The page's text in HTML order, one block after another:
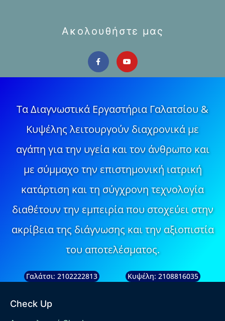
Ακολουθήστε μας
Τα Διαγνωστικά Εργαστήρια Γαλατσίου &
Κυψέλης λειτουργούν διαχρονικά με
αγάπη για την υγεία και τον άνθρωπο και
με σύμμαχο την επιστημονική ιατρική
κατάρτιση και τη σύγχρονη τεχνολογία
διαθέτουν την εμπειρία που στοχεύει στην
ακρίβεια της διάγνωσης και την αξιοπιστία
του αποτελέσματος.
Γαλάτσι: 2102222813 Κυψέλη: 2108816035
Check Up